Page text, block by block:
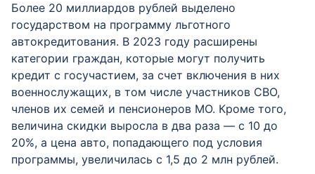
Более 20 миллиардов рублей выделено
государством на программу льготного
автокредитования. В 2023 году расширены
категории граждан, которые могут получить
кредит с госучастием, за счет включения в них
военнослужащих, в том числе участников СВО,
членов их семей и пенсионеров МО. Кроме того,
величина скидки выросла в два раза — с 10 до
20%, а цена авто, попадающего под условия
программы, увеличилась с 1,5 до 2 млн рублей.